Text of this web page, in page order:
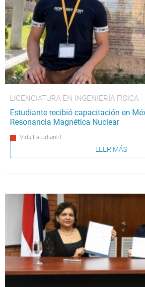
LICENCIATURA EN INGENIERÍA FÍSICA
Estudiante recibió capacitación en
Resonancia Magnética Nuclear
Vida Estudiantil
LEER MÁS